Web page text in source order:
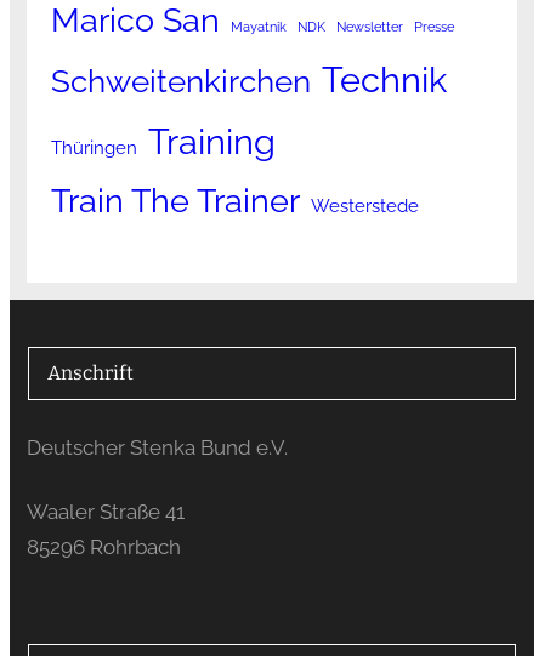
Marico San Mayatnik NDK Newsletter Presse
Schweitenkirchen Technik
Thüringen Training
Train The Trainer Westerstede
Anschrift
Deutscher Stenka Bund e.V.
Waaler Straße 41
85296 Rohrbach